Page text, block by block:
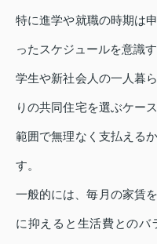
特に進学や就職の時期は
ったスケジュールを意識
学生や新社会人の一人暮
りの共同住宅を選ぶケー
範囲で無理なく支払える
す。
一般的には、毎月の家賃
に抑えると生活費とのバ